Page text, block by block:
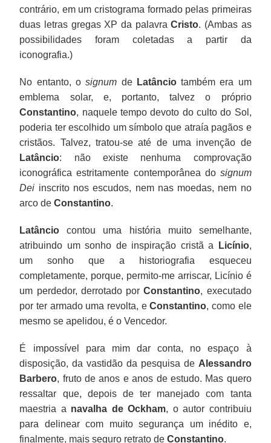
contrário, em um cristograma formado pelas primeiras
duas letras gregas XP da palavraCristo. (Ambas as
possibilidades foram coletadas a partir da
iconografia.)
No entanto, osignum de Latânciotambém era um
emblema solar, e, portanto, talvez o próprio
Constantino, naquele tempo devoto do culto do Sol,
poderia ter escolhido um símbolo que atraía pagãos e
cristãos. Talvez, tratou-se até de uma invenção de
Latâncio: não existe nenhuma comprovação
iconográfica estritamente contemporânea do signum
Dei inscrito nos escudos, nem nas moedas, nem no
arco deConstantino.
Latâncio contou uma história muito semelhante,
atribuindo um sonho de inspiração cristã a
Licínio,
um sonho que a historiografia esqueceu
completamente, porque, permito-me arriscar, Licínio é
um perdedor, derrotado porConstantino, executado
por ter armado uma revolta, eConstantino, como ele
mesmo se apelidou, é o Vencedor.
É impossível para mim dar conta, no espaço à
disposição, da vastidão da pesquisa de Alessandro
Barbero, fruto de anos e anos de estudo. Mas quero
ressaltar que, depois de ter manejado com tanta
maestria a navalha de Ockham, o autor contribuiu
para delinear com muito segurança um inédito e,
finalmente, mais seguro retrato deConstantino.